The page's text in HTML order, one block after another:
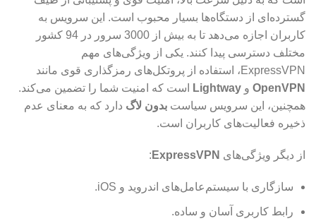
گسترده‌ای از دستگاه‌ها بسیار محبوب است. این سرویس به
کاربران اجازه می‌دهد تا به بیش از 3000 سرور در 94 کشور
مختلف دسترسی پیدا کنند. یکی از ویژگی‌های مهم
ExpressVPN، استفاده از پروتکل‌های رمزگذاری قوی مانند
OpenVPN و Lightway
است که امنیت شما را تضمین می‌کند.
همچنین، این سرویس سیاست بدون لاگ دارد که به معنای عدم
ذخیره فعالیت‌های کاربران است.
از دیگر ویژگی‌های ExpressVPN
:
سازگاری با سیستم‌عامل‌های اندروید و iOS.
رابط کاربری آسان و ساده.